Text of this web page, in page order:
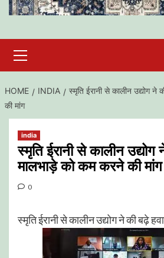
Menu
HOME INDIA
स्मृति ईरानी से कालीन उद्योग
की मांग
india
स्मृति ईरानी से कालीन उद्योग
मालभाड़े को कम करने की मांग
0
स्मृति ईरानी से कालीन उद्योग ने की बढ़े